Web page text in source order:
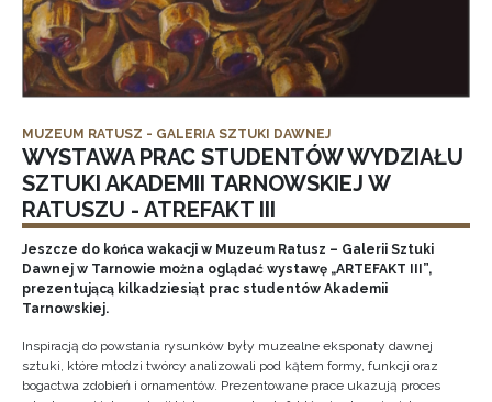
MUZEUM RATUSZ - GALERIA SZTUKI DAWNEJ
WYSTAWA PRAC STUDENTÓW WYDZIAŁU
SZTUKI AKADEMII TARNOWSKIEJ W
RATUSZU - ATREFAKT III
Jeszcze do końca wakacji w Muzeum Ratusz – Galerii Sztuki
Dawnej w Tarnowie można oglądać wystawę „ARTEFAKT III”,
prezentującą kilkadziesiąt prac studentów Akademii
Tarnowskiej.
Inspiracją do powstania rysunków były muzealne eksponaty dawnej
sztuki, które młodzi twórcy analizowali pod kątem formy, funkcji oraz
bogactwa zdobień i ornamentów. Prezentowane prace ukazują proces